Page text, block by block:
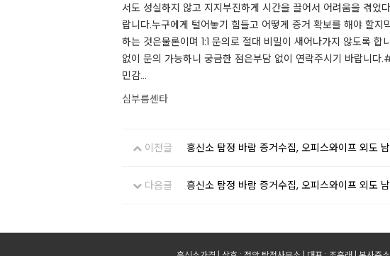
서도 성실하지 않고 지지부진하게 시간을 끌어서 어려움을 겪었
랍니다.​​누구에게 털어놓기 힘들고 어떻게 증거 확보를 해야 할
하는 것은물론이며 1:1 문의로 절대 비밀이 새어나가지 않도록
없이 문의 가능하니 궁금한 점은부담 없이 연락주시기 바랍니
민감...​
심부름센타
이전글 흥신소 탐정 바람 증거수집, 오피스와이프 외도
다음글 흥신소 탐정 바람 증거수집, 오피스와이프 외도